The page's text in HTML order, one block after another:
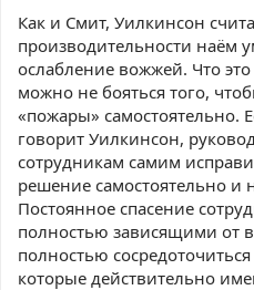
Как и Смит, Уилкинсон
производительности наём
ослабление вожжей. Что
можно не бояться того,
«пожары» самостоятельно.
говорит Уилкинсон,
сотрудникам самим
решение самостоятельно и
Постоянное спасение
полностью зависящими от
полностью
которые действительно